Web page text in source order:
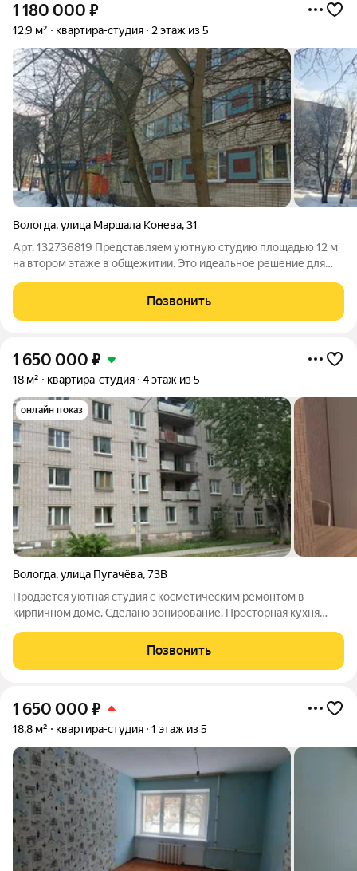
1 180 000 ₽
12,9 м² квартира-студия 2 этаж из 5
Вологда,улица Маршала Конева,31
Арт. 132736819 Представляем уютную студию площадью 12 м
на втором этаже в общежитии. Это идеальное решение для
отсутствуют газовые и электрические плиты, что
подразумевает использование
Позвонить
1 650 000 ₽
18 м² квартира-студия 4 этаж из 5
онлайн показ
Вологда,улица Пугачёва,73В
Продается уютная студия с косметическим ремонтом в
кирпичном доме. Сделано зонирование. Просторная кухня
машина, микроволновка, электрическая плитка и чайник. В
комнате установлен удобный диван и
Позвонить
1 650 000 ₽
18,8 м² квартира-студия 1 этаж из 5